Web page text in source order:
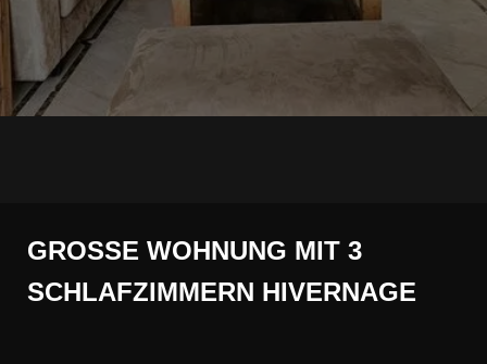
GROSSE WOHNUNG MIT 3 S
CHLAFZIMMERN HIVERNAGE